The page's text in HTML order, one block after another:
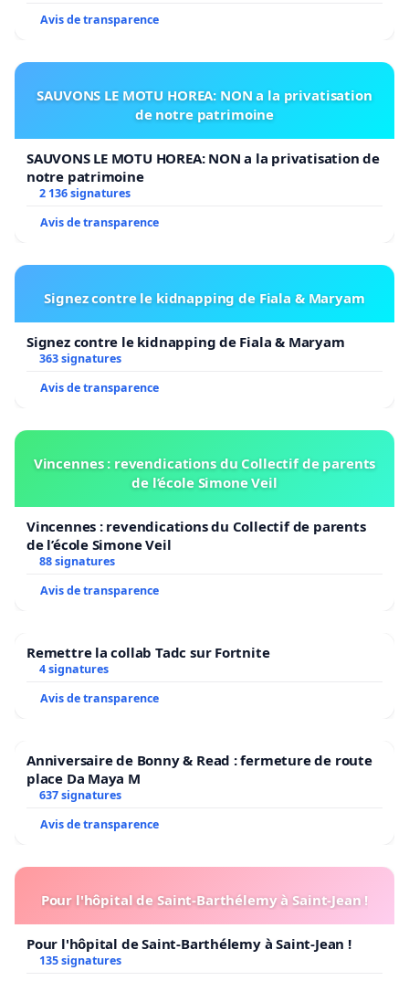
Avis de transparence
SAUVONS LE MOTU HOREA: NON a la privatisation
de notre patrimoine
SAUVONS LE MOTU HOREA: NON a la privatisation de
notre patrimoine
2 136 signatures
Avis de transparence
Signez contre le kidnapping de Fiala & Maryam
Signez contre le kidnapping de Fiala & Maryam
363 signatures
Avis de transparence
Vincennes : revendications du Collectif de parents
de l’école Simone Veil
Vincennes : revendications du Collectif de parents
de l’école Simone Veil
88 signatures
Avis de transparence
Remettre la collab Tadc sur Fortnite
4 signatures
Avis de transparence
Anniversaire de Bonny & Read : fermeture de route
place Da Maya M
637 signatures
Avis de transparence
Pour l'hôpital de Saint-Barthélemy à Saint-Jean !
Pour l'hôpital de Saint-Barthélemy à Saint-Jean !
135 signatures